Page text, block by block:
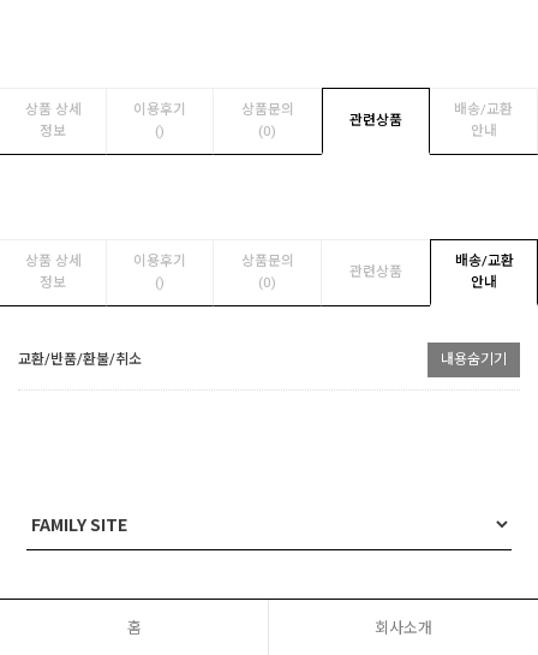
상품 상세
정보
이용후기
()
상품문의
(0)
관련상품
배송/교환
안내
상품 상세
정보
이용후기
()
상품문의
(0)
관련상품
배송/교환
안내
교환/반품/환불/취소 내용숨기기
홈 회사소개